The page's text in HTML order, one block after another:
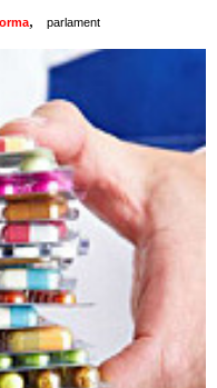
, parlament